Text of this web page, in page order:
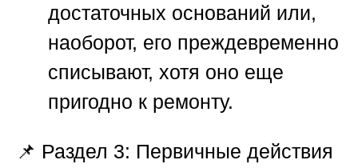
достаточных оснований или,
наоборот, его преждевременно
списывают, хотя оно еще
пригодно к ремонту.
📌 Раздел 3: Первичные действия